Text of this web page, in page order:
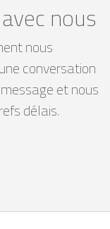
nous
nous
conversation
et nous
délais.